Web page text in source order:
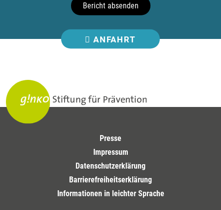
Bericht absenden
ANFAHRT
Presse
Impressum
Datenschutzerklärung
Barrierefreiheitserklärung
Informationen in leichter Sprache